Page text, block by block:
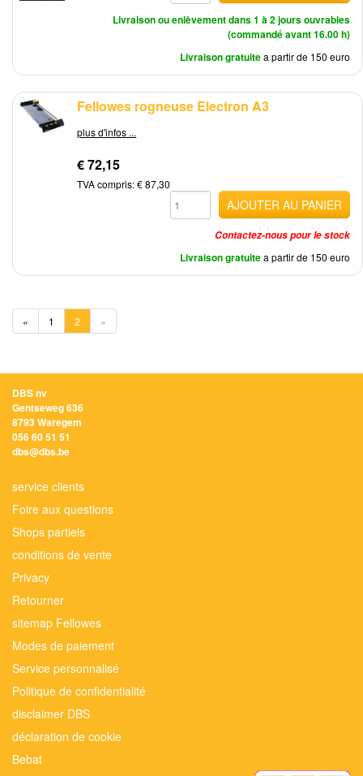
Livraison ou enlèvement dans 1 à 2 jours ouvrables
(commandé avant 16.00 h)
Livraison gratuitea partir de 150 euro
Fellowes rogneuse Electron A3
plus d'infos ...
€ 72,15
TVA compris: € 87,30
AJOUTER AU PANIER
Contactez-nous pour le stock
Livraison gratuitea partir de 150 euro
« 1 2 »
DBS nv
Gentseweg 636
8793 Waregem
056 60 51 51
dbs@dbs.be
service clients
Foire aux questions
Shops partiels
conditions de vente
Privacy
Retourner
sitemap Fellowes
Modes de paiement
Service personnalisé
Politique de confidentialité
disclaimer DBS
déclaration de cookie
Bebat